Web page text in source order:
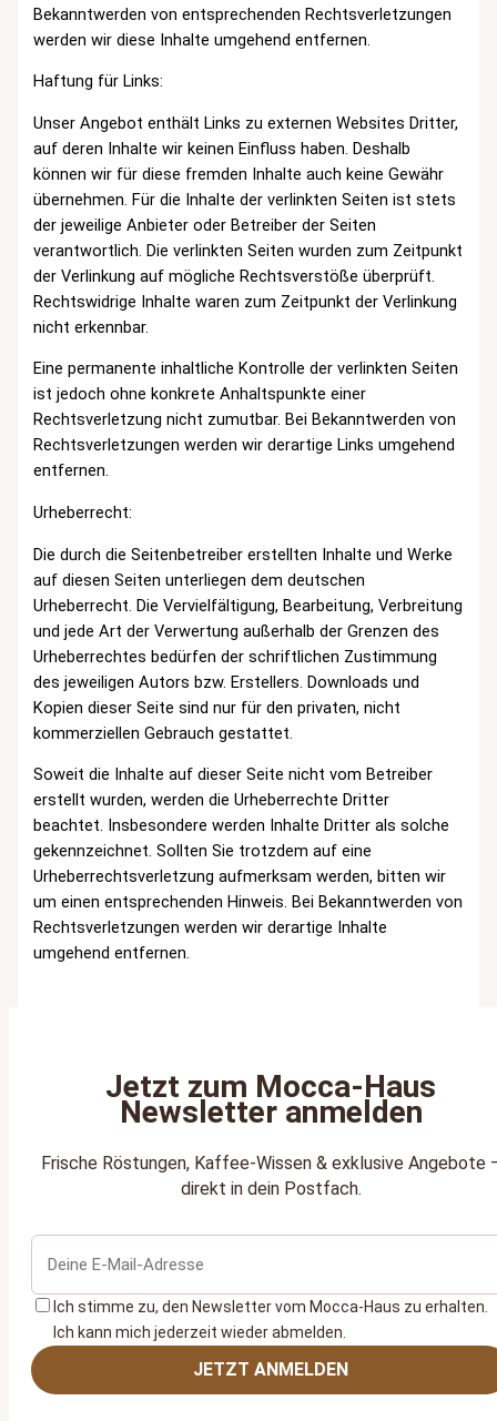
Bekanntwerden von entsprechenden Rechtsverletzungen
werden wir diese Inhalte umgehend entfernen.
Haftung für Links:
Unser Angebot enthält Links zu externen Websites Dritter,
auf deren Inhalte wir keinen Einfluss haben. Deshalb
können wir für diese fremden Inhalte auch keine Gewähr
übernehmen. Für die Inhalte der verlinkten Seiten ist stets
der jeweilige Anbieter oder Betreiber der Seiten
verantwortlich. Die verlinkten Seiten wurden zum Zeitpunkt
der Verlinkung auf mögliche Rechtsverstöße überprüft.
Rechtswidrige Inhalte waren zum Zeitpunkt der Verlinkung
nicht erkennbar.
Eine permanente inhaltliche Kontrolle der verlinkten Seiten
ist jedoch ohne konkrete Anhaltspunkte einer
Rechtsverletzung nicht zumutbar. Bei Bekanntwerden von
Rechtsverletzungen werden wir derartige Links umgehend
entfernen.
Urheberrecht:
Die durch die Seitenbetreiber erstellten Inhalte und Werke
auf diesen Seiten unterliegen dem deutschen
Urheberrecht. Die Vervielfältigung, Bearbeitung, Verbreitung
und jede Art der Verwertung außerhalb der Grenzen des
Urheberrechtes bedürfen der schriftlichen Zustimmung
des jeweiligen Autors bzw. Erstellers. Downloads und
Kopien dieser Seite sind nur für den privaten, nicht
kommerziellen Gebrauch gestattet.
Soweit die Inhalte auf dieser Seite nicht vom Betreiber
erstellt wurden, werden die Urheberrechte Dritter
beachtet. Insbesondere werden Inhalte Dritter als solche
gekennzeichnet. Sollten Sie trotzdem auf eine
Urheberrechtsverletzung aufmerksam werden, bitten wir
um einen entsprechenden Hinweis. Bei Bekanntwerden von
Rechtsverletzungen werden wir derartige Inhalte
umgehend entfernen.
Jetzt zum Mocca‑Haus
Newsletter anmelden
Frische Röstungen, Kaffee‑Wissen & exklusive Angebote
direkt in dein Postfach.
Ich stimme zu, den Newsletter vom Mocca‑Haus zu erhalten.
Ich kann mich jederzeit wieder abmelden.
JETZT ANMELDEN